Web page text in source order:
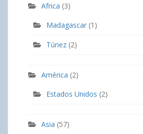
Africa (3)
Madagascar (1)
Túnez (2)
América (2)
Estados Unidos (2)
Asia (57)